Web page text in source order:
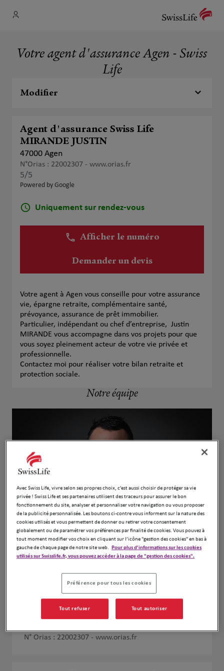
Votre agent d'assurance Agen - Swiss
Life
Modifier
Agent d'assurance Swiss Life
MIRANDE JUSTIN
47000 Agen
N°Orias : 22002307 - www.orias.fr
5/5
Powered by Google
Uniquement sur rendez-vous
Afficher le numéro
Demander un devis
Votre agent à Agen vous conseille pour votre assurance
vie, épargne retraite, complémentaire santé,
prévoyance, assurance de prêt immobilier.
Particulier, indépendant ou chef d’entreprise, Justin
MIRANDE vous accompagne dans vos projets pour que
vous soyez pleinement acteur de votre vie privée et
professionnelle.
Contactez moi pour réaliser votre bilan retraite et
protection sociale.
Notre équipe
N° Orias : 22002307 - www.orias.fr
Avec Swiss Life, vivre selon ses propres choix, c’est aussi choisir de protéger sa vie
privée ! Swiss Life et ses partenaires utilisent des traceurs pour assurer le bon
fonctionnement du site, analyser et personnaliser votre navigation ou vous proposer
de la publicité personnalisée. Les boutons ci-contre vous informent sur la nature des
cookies utilisés et vous permettent de donner ou retirer votre consentement
globalement ou de paramétrer vos préférences par finalité de cookies. Vous pouvez à
tout moment modifier vos choix en cliquant sur l’icône "gestion des cookies" en bas à
gauche de chaque page de notre site web. Pour plus d'informations sur les cookies
utilisés sur Swisslife.fr, vous pouvez accéder à la page de "gestion des cookies".
Préférence pour tous les cookies
Tout refuser Tout autoriser